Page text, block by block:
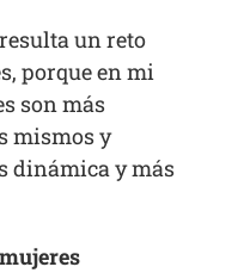
un reto
porque en mi
son más
mismos y
dinámica y más